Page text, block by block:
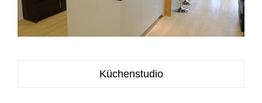
Küchenstudio